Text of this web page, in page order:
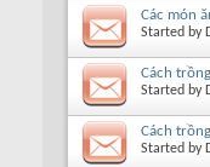
Các món
Started by
Cách
Started by
Cách
Started by